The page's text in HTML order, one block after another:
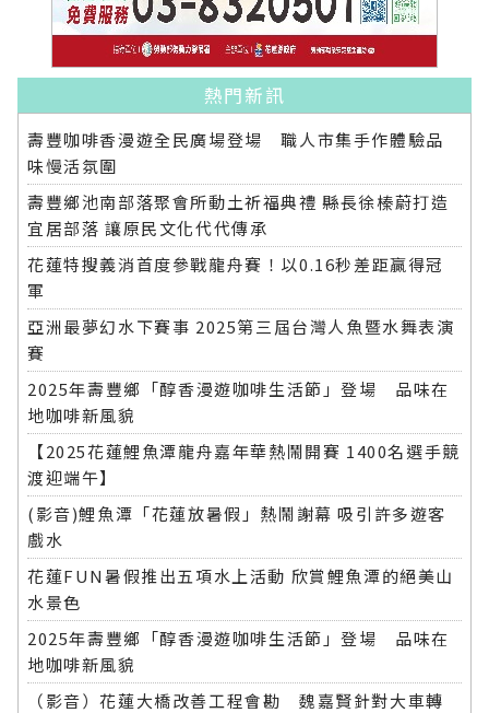
熱門新訊
壽豐咖啡香漫遊全民廣場登場 職人市集手作體驗品
味慢活氛圍
壽豐鄉池南部落聚會所動土祈福典禮 縣長徐榛蔚打造
宜居部落 讓原民文化代代傳承
花蓮特搜義消首度參戰龍舟賽！以0.16秒差距贏得冠
軍
亞洲最夢幻水下賽事 2025第三屆台灣人魚暨水舞表演
賽
2025年壽豐鄉「醇香漫遊咖啡生活節」登場 品味在
地咖啡新風貌
【2025花蓮鯉魚潭龍舟嘉年華熱鬧開賽 1400名選手競
渡迎端午】
(影音)鯉魚潭「花蓮放暑假」熱鬧謝幕 吸引許多遊客
戲水
花蓮FUN暑假推出五項水上活動 欣賞鯉魚潭的絕美山
水景色
2025年壽豐鄉「醇香漫遊咖啡生活節」登場 品味在
地咖啡新風貌
（影音）花蓮大橋改善工程會勘 魏嘉賢針對大車轉